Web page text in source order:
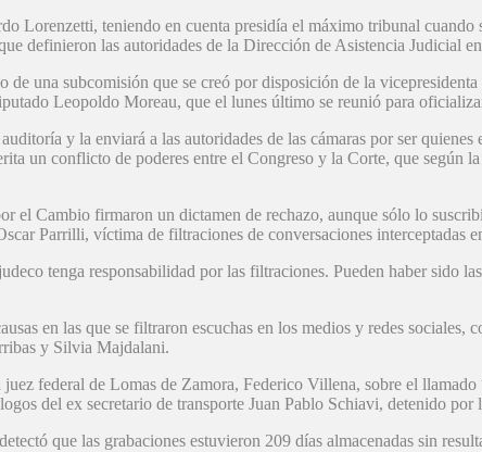
Lorenzetti, teniendo en cuenta presidía el máximo tribunal
definieron las autoridades de la Dirección de Asistencia
de una subcomisión que se creó por disposición de la
Leopoldo Moreau, que el lunes último se reunió para
y la enviará a las autoridades de las cámaras por ser
un conflicto de poderes entre el Congreso y la Corte, que
el Cambio firmaron un dictamen de rechazo, aunque sólo lo
Parrilli, víctima de filtraciones de conversaciones interceptadas
tenga responsabilidad por las filtraciones. Pueden haber sido
en las que se filtraron escuchas en los medios y redes
y Silvia Majdalani.
federal de Lomas de Zamora, Federico Villena, sobre el
del ex secretario de transporte Juan Pablo Schiavi, detenido
que las grabaciones estuvieron 209 días almacenadas sin